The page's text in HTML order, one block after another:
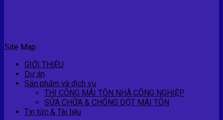
Site Map
GIỚI THIỆU
Dự án
Sản phẩm và dịch vụ
THI CÔNG MÁI TÔN NHÀ CÔNG NGHIỆP
SỬA CHỮA & CHỐNG DỘT MÁI TÔN
Tin tức & Tài liệu